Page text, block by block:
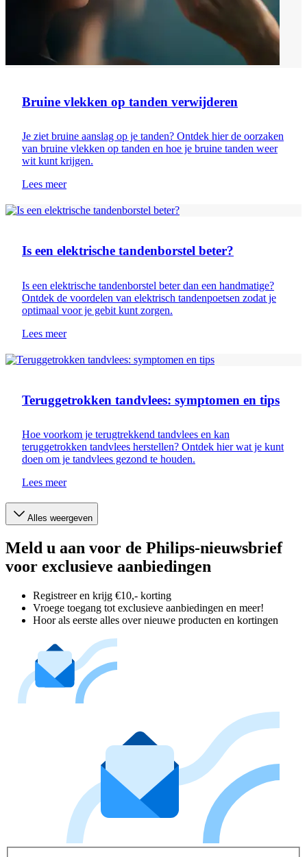
Bruine vlekken op tanden verwijderen
Je ziet bruine aanslag op je tanden? Ontdek hier de oorzaken
van bruine vlekken op tanden en hoe je bruine tanden weer
wit kunt krijgen.
Lees meer
Is een elektrische tandenborstel beter?
Is een elektrische tandenborstel beter dan een handmatige?
Ontdek de voordelen van elektrisch tandenpoetsen zodat je
optimaal voor je gebit kunt zorgen.
Lees meer
Teruggetrokken tandvlees: symptomen en tips
Hoe voorkom je terugtrekkend tandvlees en kan
teruggetrokken tandvlees herstellen? Ontdek hier wat je kunt
doen om je tandvlees gezond te houden.
Lees meer
Alles weergeven
Meld u aan voor de Philips-nieuwsbrief
voor exclusieve aanbiedingen
Registreer en krijg €10,- korting
Vroege toegang tot exclusieve aanbiedingen en meer!
Hoor als eerste alles over nieuwe producten en kortingen